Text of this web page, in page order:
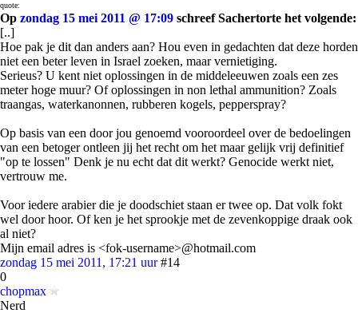
quote:
Op zondag 15 mei 2011 @ 17:09 schreef Sachertorte het volgende:
[..]
Hoe pak je dit dan anders aan? Hou even in gedachten dat deze horden
niet een beter leven in Israel zoeken, maar vernietiging.
Serieus? U kent niet oplossingen in de middeleeuwen zoals een zes
meter hoge muur? Of oplossingen in non lethal ammunition? Zoals
traangas, waterkanonnen, rubberen kogels, pepperspray?
Op basis van een door jou genoemd vooroordeel over de bedoelingen
van een betoger ontleen jij het recht om het maar gelijk vrij definitief
"op te lossen" Denk je nu echt dat dit werkt? Genocide werkt niet,
vertrouw me.
Voor iedere arabier die je doodschiet staan er twee op. Dat volk fokt
wel door hoor. Of ken je het sprookje met de zevenkoppige draak ook
al niet?
Mijn email adres is <fok-username>@hotmail.com
zondag 15 mei 2011, 17:21 uur #14
0
chopmax
Nerd